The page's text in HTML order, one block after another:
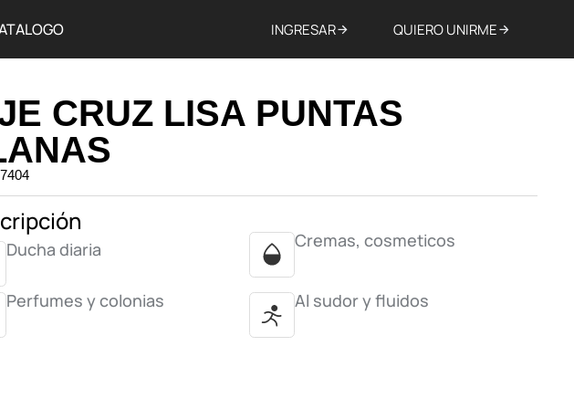
INGRESAR QUIERO UNIRME
CRUZ LISA PUNTAS
Ducha diaria Cremas, cosmeticos
Perfumes y colonias Al sudor y fluidos